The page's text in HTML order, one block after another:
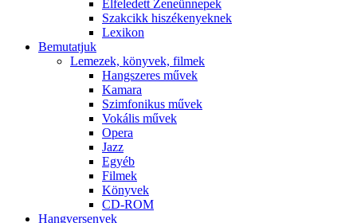
Elfeledett Zeneünnepek
Szakcikk hiszékenyeknek
Lexikon
Bemutatjuk
Lemezek, könyvek, filmek
Hangszeres művek
Kamara
Szimfonikus művek
Vokális művek
Opera
Jazz
Egyéb
Filmek
Könyvek
CD-ROM
Hangversenyek